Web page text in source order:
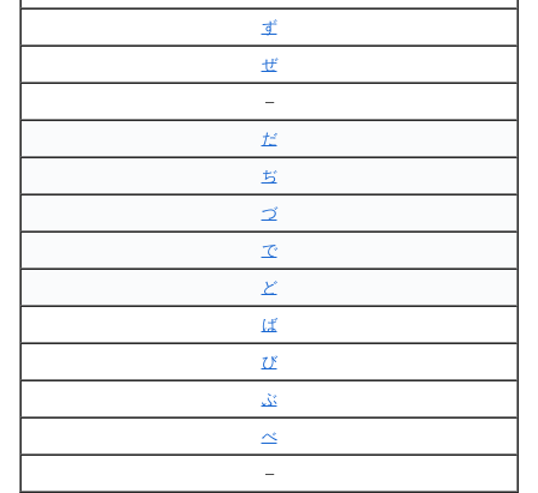
ず
ぜ
–
だ
ぢ
づ
で
ど
ば
び
ぶ
べ
–